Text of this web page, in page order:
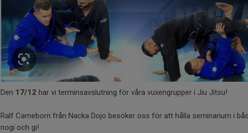
Den 17/12 har vi terminsavslutning för våra vuxengrupper i Jiu Jitsu!
Ralf Carneborn från Nacka Dojo besöker oss för att hålla seminarium i
nogi och gi!